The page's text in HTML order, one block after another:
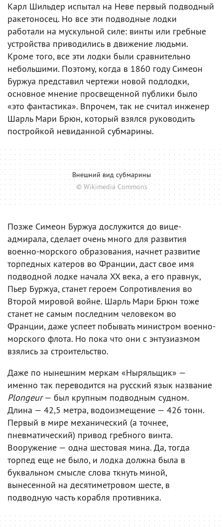
Карл Шильдер испытал на Неве первый подводный
ракетоносец. Но все эти подводные лодки
работали на мускульной силе: винты или гребные
устройства приводились в движение людьми.
Кроме того, все эти лодки были сравнительно
небольшими. Поэтому, когда в 1860 году Симеон
Буржуа представил чертежи новой подлодки,
основное мнение просвещенной публики было
«это фантастика». Впрочем, так не считал инженер
Шарль Мари Брюн, который взялся руководить
постройкой невиданной субмарины.
Внешний вид субмарины
© Wikimedia Commons
Позже Симеон Буржуа дослужится до вице-
адмирала, сделает очень много для развития
военно-морского образования, начнет развитие
торпедных катеров во Франции, даст свое имя
подводной лодке начала XX века, а его правнук,
Пьер Буржуа, станет героем Сопротивления во
Второй мировой войне. Шарль Мари Брюн тоже
станет не самым последним человеком во
Франции, даже успеет побывать министром военно-
морского флота. Но пока что они с энтузиазмом
взялись за строительство.
Даже по нынешним меркам «Ныряльщик» —
именно так переводится на русский язык название
Plongeur— был крупным подводным судном.
Длина — 42,5 метра, водоизмещение — 426 тонн.
Первый в мире механический (а точнее,
пневматический) привод гребного винта.
Вооружение — одна шестовая мина. Да, тогда
торпед еще не было, и лодка должна была в
буквальном смысле слова ткнуть миной,
вынесенной на десятиметровом шесте, в
подводную часть корабля противника.